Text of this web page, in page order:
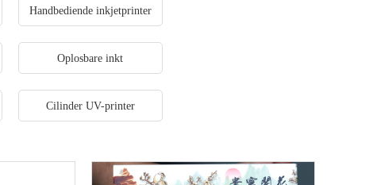
Handbediende inkjetprinter
Oplosbare inkt
Cilinder UV-printer